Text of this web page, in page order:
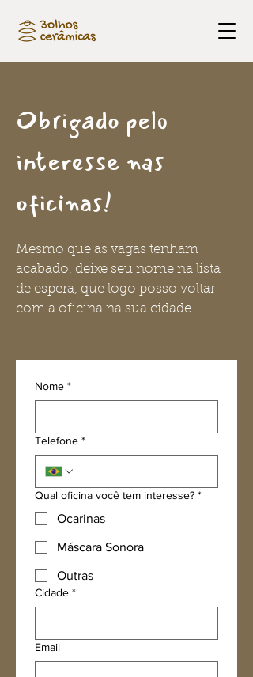
Obrigado pelo
interesse nas
oficinas!
Mesmo que as vagas tenham
acabado, deixe seu nome na lista
de espera, que logo posso voltar
com a oficina na sua cidade.
Nome *
Telefone *
Qual oficina você tem interesse? *
Ocarinas
Máscara Sonora
Outras
Cidade *
Email